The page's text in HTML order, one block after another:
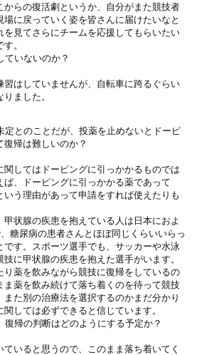
からの復活劇というか、自分がまた競技者
場に戻っていく姿を皆さんに届けたいなと
を見てさらにチームを応援してもらいたい
。
ていないのか？
習はしていませんが、自転車に跨るぐらい
ました。
定とのことだが、投薬を止めないとドーピ
復帰は難しいのか？
関してはドーピングに引っかかるものでは
ば、ドーピングに引っかかる薬であって
いう理由があって申請をすれば使えたりも
甲状腺の疾患を抱えている人は日本におよ
糖尿病の患者さんとほぼ同じくらいいらっ
です。スポーツ選手でも、サッカーや水泳
に甲状腺の疾患を抱えた選手がいます。
り薬を飲みながら競技に復帰をしているの
ま薬を飲み続けて落ち着くのを待って競技
また別の治療法を選択するのかまだ分かり
関しては必ずできると信じています。
復帰の判断はどのようにする予定か？
ていると思うので、このまま落ち着いてく